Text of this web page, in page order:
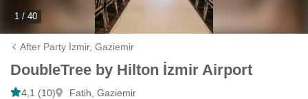
1 / 40
After Party İzmir,Gaziemir
DoubleTree by Hilton İzmir Airport
4,1 (10) Fatih, Gaziemir